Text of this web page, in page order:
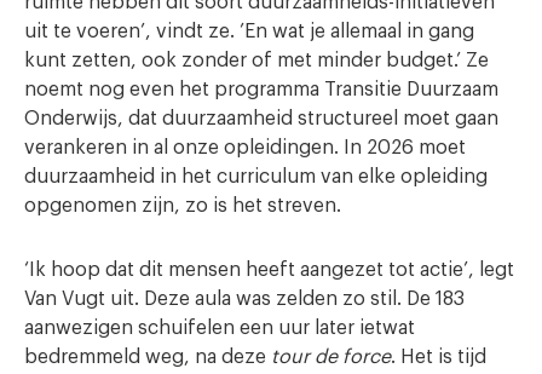
uit te voeren’, vindt ze. ’En wat je allemaal in gang
kunt zetten, ook zonder of met minder budget.’ Ze
noemt nog even het programma Transitie Duurzaam
Onderwijs, dat duurzaamheid structureel moet gaan
verankeren in al onze opleidingen. In 2026 moet
duurzaamheid in het curriculum van elke opleiding
opgenomen zijn, zo is het streven.
‘Ik hoop dat dit mensen heeft aangezet tot actie’, legt
Van Vugt uit. Deze aula was zelden zo stil. De 183
aanwezigen schuifelen een uur later ietwat
bedremmeld weg, na deze tour de force. Het is tijd